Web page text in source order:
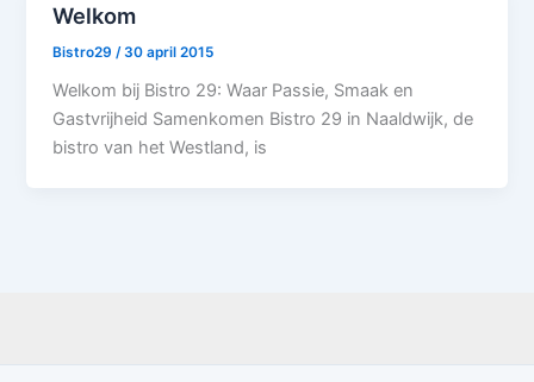
Welkom
Bistro29 /30 april 2015
Welkom bij Bistro 29: Waar Passie, Smaak en
Gastvrijheid Samenkomen Bistro 29 in Naaldwijk, de
bistro van het Westland, is